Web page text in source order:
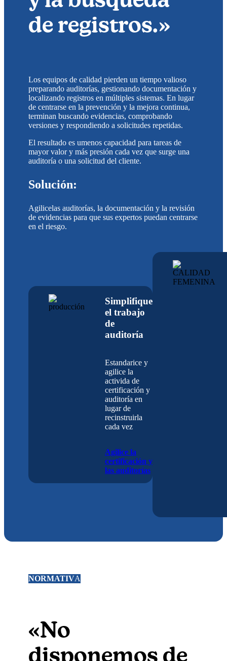
de registros.»
Los equipos de calidad pierden un tiempo valioso
preparando auditorías, gestionando documentación y
localizando registros en múltiples sistemas. En lugar
de centrarse en la prevención y la mejora continua,
terminan buscando evidencias, comprobando
versiones y respondiendo a solicitudes repetidas.
El resultado es umenos capacidad para tareas de
mayor valor y más presión cada vez que surge una
auditoría o una solicitud del cliente.
Solución:
Agilicelas auditorías, la documentación y la revisión
de evidencias para que sus expertos puedan centrarse
en el riesgo.
Simplifique
el trabajo
de
auditoría
Estandarice y
agilice la
activida de
certificación y
auditoría en
lugar de
recinstruirla
cada vez
Agilice la
certificación y
las auditorías
NORMATIVA
«No
disponemos de